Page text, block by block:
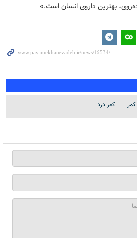
بهترین داروی انسان است.»
کمر درد